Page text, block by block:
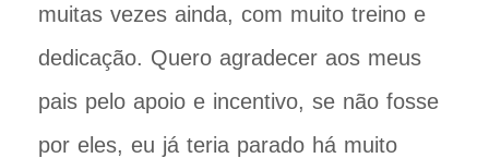
muitas vezes ainda, com muito treino e
dedicação. Quero agradecer aos meus
pais pelo apoio e incentivo, se não fosse
por eles, eu já teria parado há muito